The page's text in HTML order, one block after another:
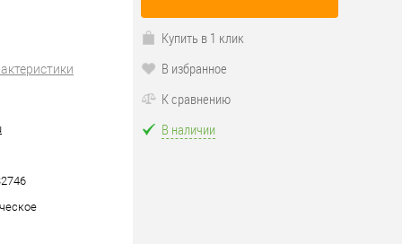
Купить в 1 клик
В избранное
К сравнению
В наличии